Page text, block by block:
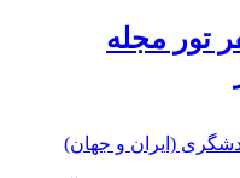
تور مجله
(ایران و جهان)